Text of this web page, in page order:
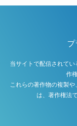
プ
当サイトで配信されて
作
これらの著作物の複製
は、著作権法